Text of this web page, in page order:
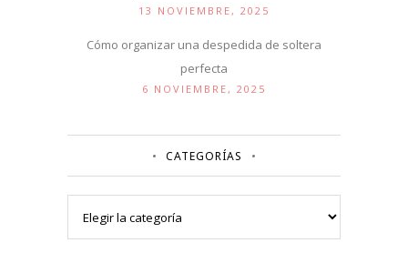
13 NOVIEMBRE, 2025
Cómo organizar una despedida de soltera
perfecta
6 NOVIEMBRE, 2025
CATEGORÍAS